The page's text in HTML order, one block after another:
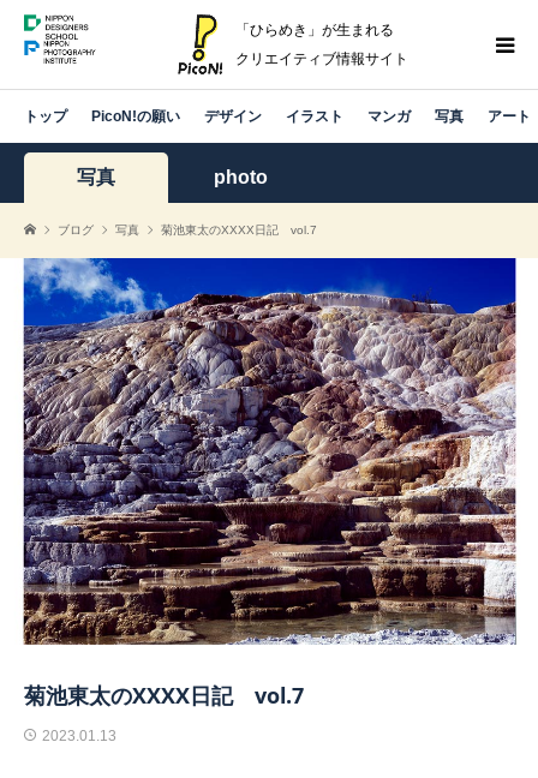
「ひらめき」が生まれる
クリエイティブ情報サイト
トップ PicoN!の願い デザイン イラスト マンガ 写真 アート
写真 photo
ブログ 写真 菊池東太のXXXX日記 vol.7
菊池東太のXXXX日記 vol.7
2023.01.13